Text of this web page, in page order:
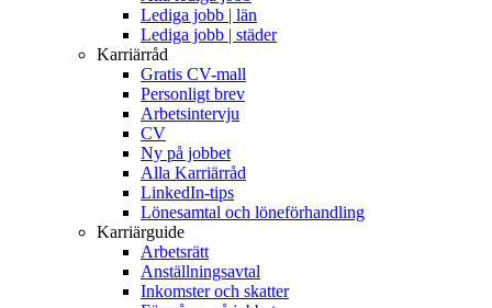
Lediga jobb | län
Lediga jobb | städer
Karriärråd
Gratis CV-mall
Personligt brev
Arbetsintervju
CV
Ny på jobbet
Alla Karriärråd
LinkedIn-tips
Lönesamtal och löneförhandling
Karriärguide
Arbetsrätt
Anställningsavtal
Inkomster och skatter